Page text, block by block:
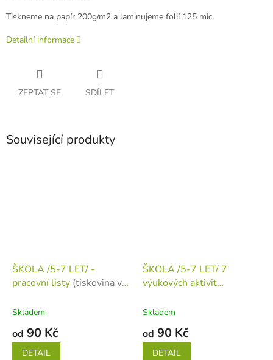
Tiskneme na papír 200g/m2 a laminujeme folií 125 mic.
Detailní informace
ZEPTAT SE SDÍLET
Související produkty
ŠKOLA /5-7 LET/ -
pracovní listy (tiskovina v
Skladem
od 90 Kč
DETAIL
ŠKOLA /5-7 LET/ 7
výukových aktivit
listech)
Skladem
od 90 Kč
DETAIL